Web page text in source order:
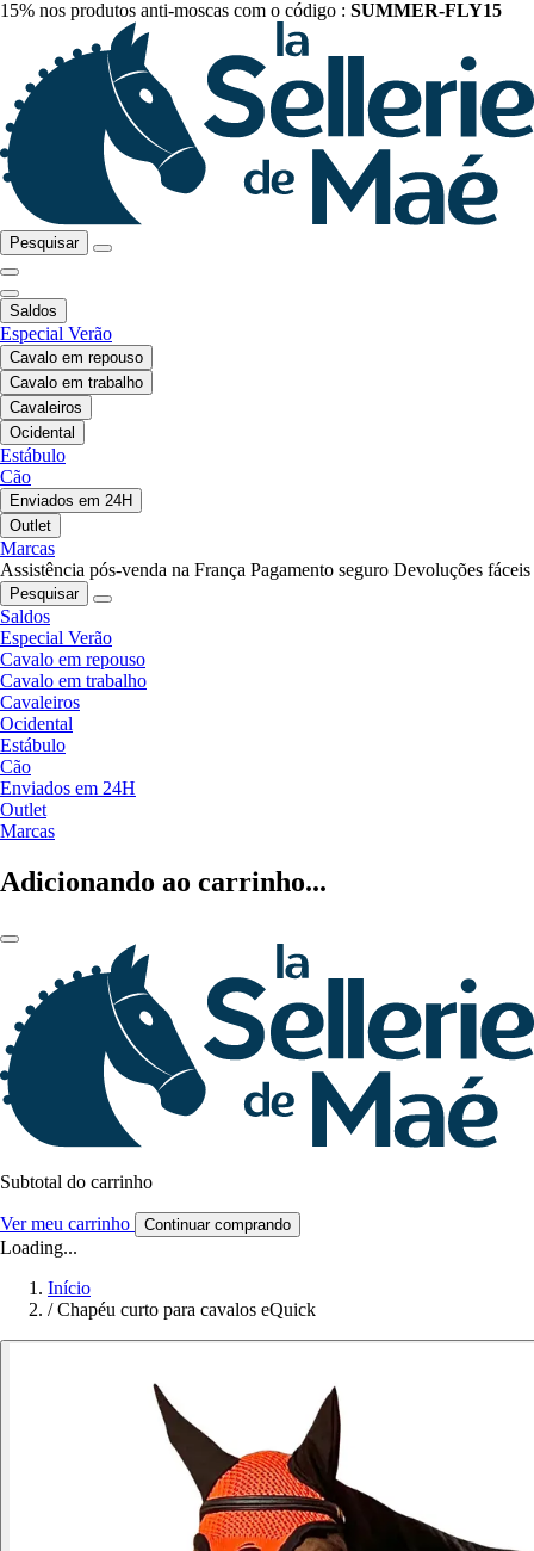
15% nos produtos anti-moscas com o código : SUMMER-FLY15
Pesquisar
Saldos
Especial Verão
Cavalo em repouso
Cavalo em trabalho
Cavaleiros
Ocidental
Estábulo
Cão
Enviados em 24H
Outlet
Marcas
Assistência pós-venda na França Pagamento seguro Devoluções fáceis
Pesquisar
Saldos
Especial Verão
Cavalo em repouso
Cavalo em trabalho
Cavaleiros
Ocidental
Estábulo
Cão
Enviados em 24H
Outlet
Marcas
Adicionando ao carrinho...
Subtotal do carrinho
Ver meu carrinho Continuar comprando
Loading...
Início
/ Chapéu curto para cavalos eQuick